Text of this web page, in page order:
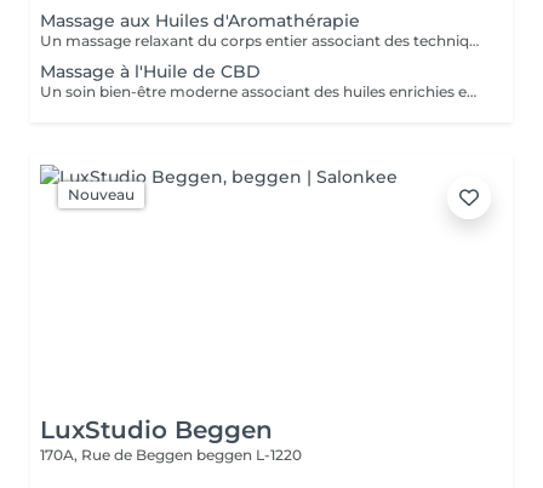
Massage aux Huiles d'Aromathérapie
Un massage relaxant du corps entier associant des techniques de massage douces à une sélection d'huiles essentielles aromatiques. Les parfums apaisants et les mouvements fluides aident à relâcher les tensions musculaires, réduire le stress, apaiser l'esprit et favoriser un profond sentiment de bien-être.
Massage à l'Huile de CBD
Un soin bien-être moderne associant des huiles enrichies en CBD de qualité à des techniques de massage relaxantes. Idéal pour celles et ceux qui souhaitent s'accorder une pause loin du rythme effréné du quotidien, ce soin aide à détendre les muscles et procure une agréable sensation de confort physique.
Nouveau
LuxStudio Beggen
170A, Rue de Beggen beggen L-1220